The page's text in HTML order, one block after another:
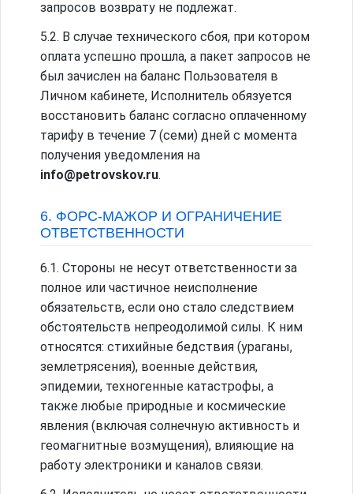
запросов возврату не подлежат.
5.2. В случае технического сбоя, при котором
оплата успешно прошла, а пакет запросов не
был зачислен на баланс Пользователя в
Личном кабинете, Исполнитель обязуется
восстановить баланс согласно оплаченному
тарифу в течение 7 (семи) дней с момента
получения уведомления на
info@petrovskov.ru.
6. ФОРС-МАЖОР И ОГРАНИЧЕНИЕ
ОТВЕТСТВЕННОСТИ
6.1. Стороны не несут ответственности за
полное или частичное неисполнение
обязательств, если оно стало следствием
обстоятельств непреодолимой силы. К ним
относятся: стихийные бедствия (ураганы,
землетрясения), военные действия,
эпидемии, техногенные катастрофы, а
также любые природные и космические
явления (включая солнечную активность и
геомагнитные возмущения), влияющие на
работу электроники и каналов связи.